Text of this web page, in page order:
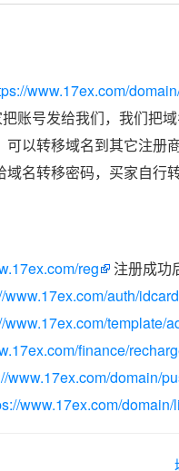
www.17ex.com/
账号发给我们，我们把
以转移域名到其它注册
名转移密码，买家自行
reg
注册成功
www.17ex.com/auth/
www.17ex.com/template/
finance/
www.17ex.com/domain/
www.17ex.com/domain/